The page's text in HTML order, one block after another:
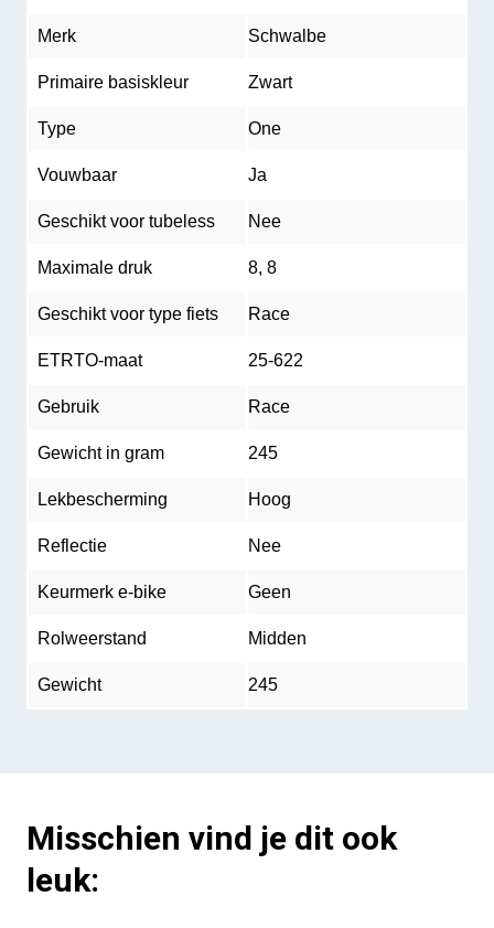
Merk Schwalbe
Primaire basiskleur Zwart
Type One
Vouwbaar Ja
Geschikt voor tubeless Nee
Maximale druk 8, 8
Geschikt voor type fiets Race
ETRTO-maat 25-622
Gebruik Race
Gewicht in gram 245
Lekbescherming Hoog
Reflectie Nee
Keurmerk e-bike Geen
Rolweerstand Midden
Gewicht 245
Misschien vind je dit ook
leuk: